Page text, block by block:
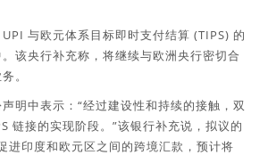
与欧元体系目标即时支付结算 (TIPS) 的
该央行补充称，将继续与欧洲央行密切合
。
明中表示：“经过建设性和持续的接触，双
链接的实现阶段。”该银行补充说，拟议的
进印度和欧元区之间的跨境汇款，预计将